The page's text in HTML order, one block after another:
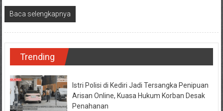
Baca selengkapnya
Trending
Istri Polisi di Kediri Jadi Tersangka Penipuan
Arisan Online, Kuasa Hukum Korban Desak
Penahanan